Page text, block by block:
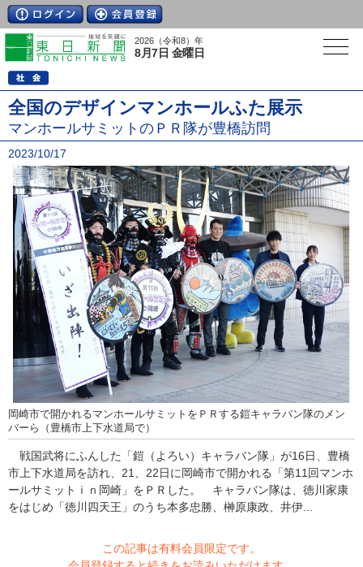
2026（令和8）年
8月7日 金曜日
全国のデザインマンホールふた展示
マンホールサミットのＰＲ隊が豊橋訪問
2023/10/17
岡崎市で開かれるマンホールサミットをＰＲする鎧キャラバン隊のメン
バーら（豊橋市上下水道局で）
戦国武将にふんした「鎧（よろい）キャラバン隊」が16日、豊橋
市上下水道局を訪れ、21、22日に岡崎市で開かれる「第11回マンホ
ールサミットｉｎ岡崎」をＰＲした。 キャラバン隊は、徳川家康
をはじめ「徳川四天王」のうち本多忠勝、榊原康政、井伊...
この記事は有料会員限定です。